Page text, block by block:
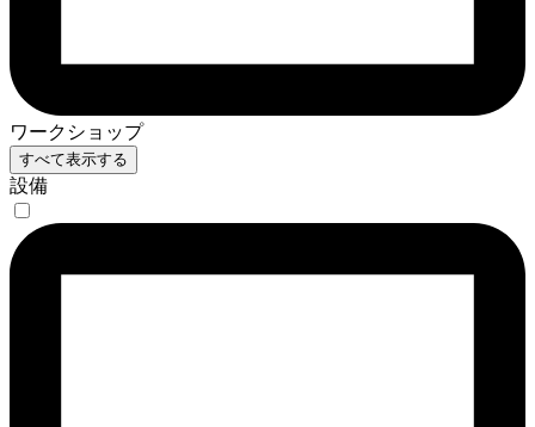
ワークショップ
すべて表示する
設備